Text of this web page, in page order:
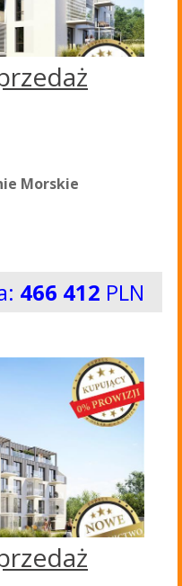
Morskie
466 412 PLN